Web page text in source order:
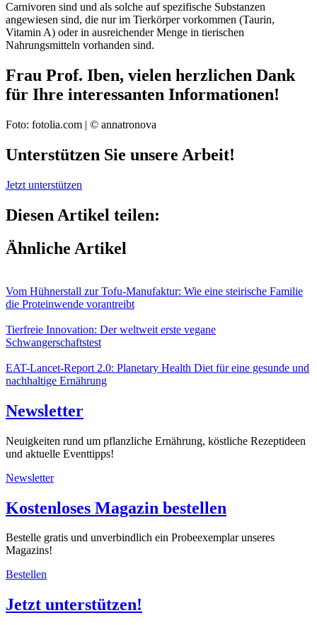
Carnivoren sind und als solche auf spezifische Substanzen
angewiesen sind, die nur im Tierkörper vorkommen (Taurin,
Vitamin A) oder in ausreichender Menge in tierischen
Nahrungsmitteln vorhanden sind.
Frau Prof. Iben, vielen herzlichen Dank
für Ihre interessanten Informationen!
Foto: fotolia.com | © annatronova
Unterstützen Sie unsere Arbeit!
Jetzt unterstützen
Diesen Artikel teilen:
Ähnliche Artikel
Vom Hühnerstall zur Tofu-Manufaktur: Wie eine steirische Familie
die Proteinwende vorantreibt
Tierfreie Innovation: Der weltweit erste vegane
Schwangerschaftstest
EAT-Lancet-Report 2.0: Planetary Health Diet für eine gesunde und
nachhaltige Ernährung
Newsletter
Neuigkeiten rund um pflanzliche Ernährung, köstliche Rezeptideen
und aktuelle Eventtipps!
Newsletter
Kostenloses Magazin bestellen
Bestelle gratis und unverbindlich ein Probeexemplar unseres
Magazins!
Bestellen
Jetzt unterstützen!